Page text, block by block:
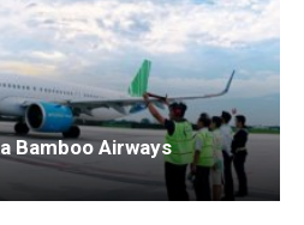
Bamboo Airways